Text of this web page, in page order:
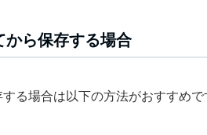
から保存する場合
る場合は以下の方法がおすすめで